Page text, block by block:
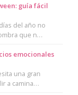
guía fácil
del año no
que n…
emocionales
una gran
a camina…